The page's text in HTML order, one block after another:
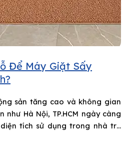
Để Máy Giặt Sấy
sản tăng cao và không gian
Hà Nội, TP.HCM ngày càng
tích sử dụng trong nhà trở
xu hướng phổ biến là đặt máy